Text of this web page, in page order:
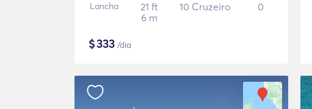
Lancha
21 ft
6 m
10 Cruzeiro 0
$333 /dia